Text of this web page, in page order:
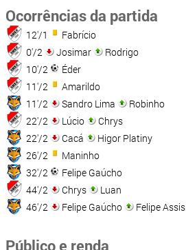
Ocorrências da partida
12'/1
Fabrício
0'/2
Josimar
Rodrigo
10'/2
Éder
11'/2
Amarildo
11'/2
Sandro Lima
Robinho
22'/2
Lúcio
Chrys
22'/2
Cacá
Higor Platiny
26'/2
Maninho
32'/2
Felipe Gaúcho
44'/2
Chrys
Luan
46'/2
Felipe Gaúcho Felipe Assis
Público e renda